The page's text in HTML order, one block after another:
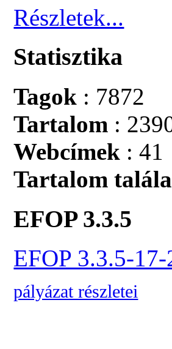
Részletek...
Statisztika
Tagok : 7872
Tartalom :
Webcímek : 41
Tartalom
EFOP 3.3.5
EFOP 3.3.5-
pályázat részletei